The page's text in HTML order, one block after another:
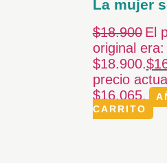
La mujer
$18.900 El
original era:
$18.900.$
precio
$16.065.
CARRITO